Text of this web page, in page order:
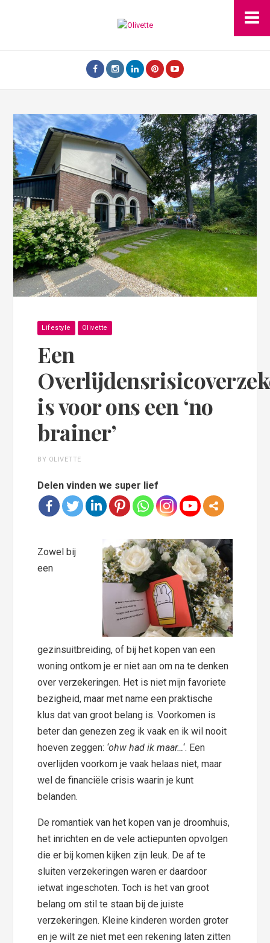
Lifestyle Olivette
Een
is voor ons een ‘no
brainer’
BY OLIVETTE
Delen vinden we super lief
Zowel bij
een
gezinsuitbreiding, of bij het kopen van een
woning ontkom je er niet aan om na te denken
over verzekeringen. Het is niet mijn favoriete
bezigheid, maar met name een praktische
klus dat van groot belang is. Voorkomen is
beter dan genezen zeg ik vaak en ik wil nooit
hoeven zeggen: ‘ohw had ik maar…‘. Een
overlijden voorkom je vaak helaas niet, maar
wel de financiële crisis waarin je kunt
belanden.
De romantiek van het kopen van je droomhuis,
het inrichten en de vele actiepunten opvolgen
die er bij komen kijken zijn leuk. De af te
sluiten verzekeringen waren er daardoor
ietwat ingeschoten. Toch is het van groot
belang om stil te staan bij de juiste
verzekeringen. Kleine kinderen worden groter
en je wilt ze niet met een rekening laten zitten